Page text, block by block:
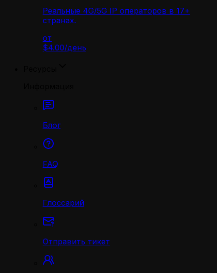
Реальные 4G/5G IP операторов в 17+
странах.
от
$4.00/день
Блог
FAQ
Глоссарий
Отправить тикет